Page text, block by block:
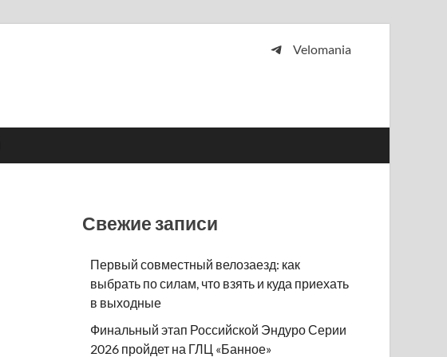
Velomania
Свежие записи
Первый совместный велозаезд: как
выбрать по силам, что взять и куда приехать
в выходные
Финальный этап Российской Эндуро Серии
2026 пройдет на ГЛЦ «Банное»